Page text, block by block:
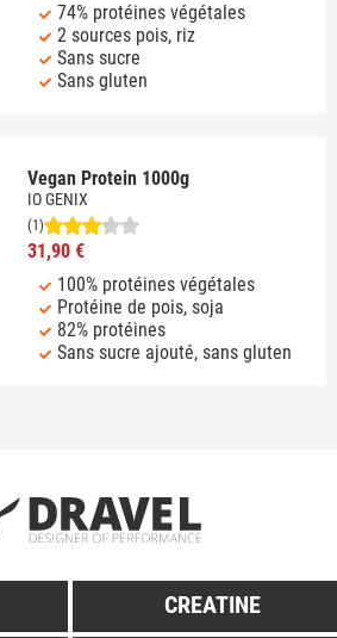
74% protéines végétales
2 sources pois, riz
Sans sucre
Sans gluten
Vegan Protein 1000g
IO GENIX
(1)
31,90 €
100% protéines végétales
Protéine de pois, soja
82% protéines
Sans sucre ajouté, sans gluten
CREATINE